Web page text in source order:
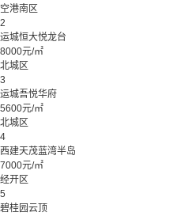
空港南区
2
运城恒大悦龙台
8000元/㎡
北城区
3
运城吾悦华府
5600元/㎡
北城区
4
西建天茂蓝湾半岛
7000元/㎡
经开区
5
碧桂园云顶